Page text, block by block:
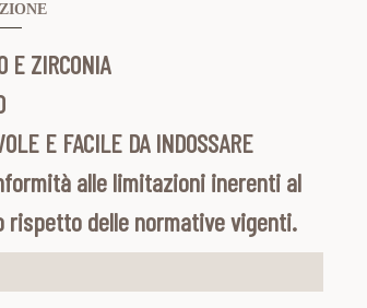
E ZIRCONIA
E FACILE DA INDOSSARE
alle limitazioni inerenti al
rispetto delle normative vigenti.